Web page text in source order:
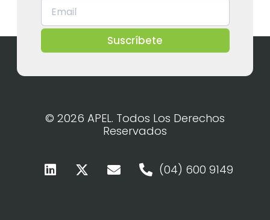
Suscríbete
© 2026 APEL. Todos Los Derechos
Reservados
(04) 600 9149